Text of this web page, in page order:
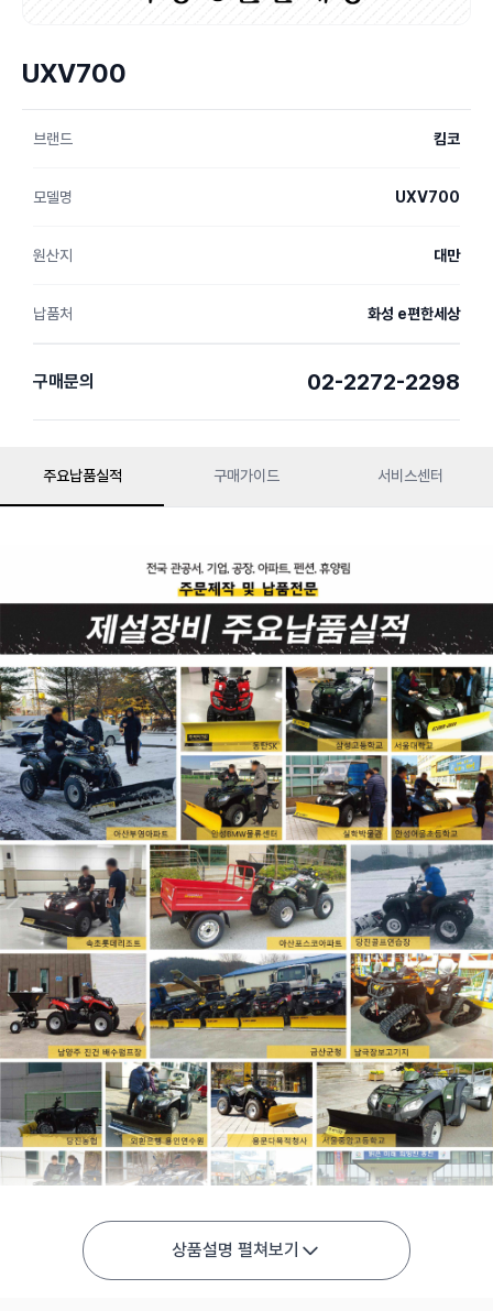
UXV700
브랜드 킴코
모델명 UXV700
원산지 대만
납품처 화성 e편한세상
구매문의 02-2272-2298
주요납품실적 구매가이드 서비스센터
상품설명 펼쳐보기